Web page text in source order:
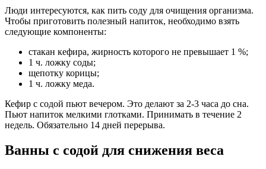
Люди интересуются, как пить соду для очищения организма.
Чтобы приготовить полезный напиток, необходимо взять
следующие компоненты:
стакан кефира, жирность которого не превышает 1 %;
1 ч. ложку соды;
щепотку корицы;
1 ч. ложку меда.
Кефир с содой пьют вечером. Это делают за 2-3 часа до сна.
Пьют напиток мелкими глотками. Принимать в течение 2
недель. Обязательно 14 дней перерыва.
Ванны с содой для снижения веса